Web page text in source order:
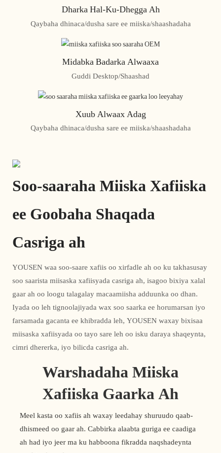
Dharka Hal-Ku-Dhegga Ah
Qaybaha dhinaca/dusha sare ee miiska/shaashadaha
Midabka Badarka Alwaaxa
Guddi Desktop/Shaashad
Xuub Alwaax Adag
Qaybaha dhinaca/dusha sare ee miiska/shaashadaha
Soo-saaraha Miiska Xafiiska
ee Goobaha Shaqada
Casriga ah
YOUSEN waa soo-saare xafiis oo xirfadle ah oo ku takhasusay
soo saarista miisaska xafiisyada casriga ah, isagoo bixiya xalal
gaar ah oo loogu talagalay macaamiisha adduunka oo dhan.
Iyada oo leh tignoolajiyada wax soo saarka ee horumarsan iyo
farsamada gacanta ee khibradda leh, YOUSEN waxay bixisaa
miisaska xafiisyada oo tayo sare leh oo isku daraya shaqeynta,
cimri dhererka, iyo bilicda casriga ah.
Warshadaha Miiska
Xafiiska Gaarka Ah
Meel kasta oo xafiis ah waxay leedahay shuruudo qaab-
dhismeed oo gaar ah. Cabbirka alaabta guriga ee caadiga
ah had iyo jeer ma ku habboona fikradda naqshadeynta